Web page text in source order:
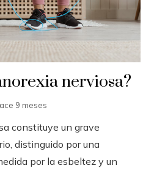
nerviosa?
9 meses
constituye un grave
distinguido por una
por la esbeltez y un